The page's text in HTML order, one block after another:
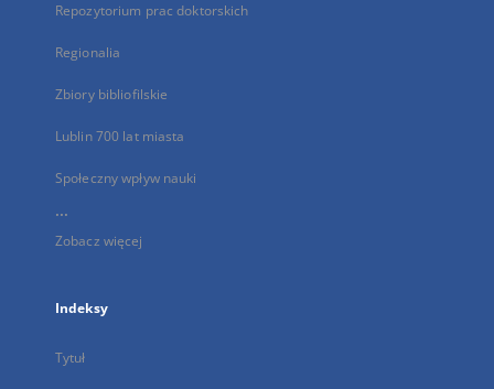
Repozytorium prac doktorskich
Regionalia
Zbiory bibliofilskie
Lublin 700 lat miasta
Społeczny wpływ nauki
...
Zobacz więcej
Indeksy
Tytuł